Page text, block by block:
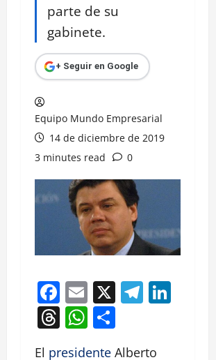
parte de su
gabinete.
+ Seguir en Google
Equipo Mundo Empresarial
14 de diciembre de 2019
3 minutes read
0
Facebook
Email
X
Threads
WhatsApp
El presidente Alberto